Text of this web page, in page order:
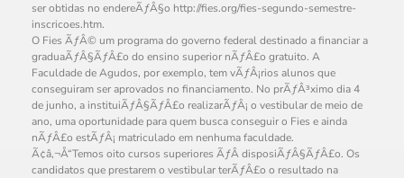
ser obtidas no endereÃƒÂ§o http://fies.org/fies-segundo-semestre-
inscricoes.htm.
O Fies ÃƒÂ© um programa do governo federal destinado a financiar a
graduaÃƒÂ§ÃƒÂ£o do ensino superior nÃƒÂ£o gratuito. A
Faculdade de Agudos, por exemplo, tem vÃƒÂ¡rios alunos que
conseguiram ser aprovados no financiamento. No prÃƒÂ³ximo dia 4
de junho, a instituiÃƒÂ§ÃƒÂ£o realizarÃƒÂ¡ o vestibular de meio de
ano, uma oportunidade para quem busca conseguir o Fies e ainda
nÃƒÂ£o estÃƒÂ¡ matriculado em nenhuma faculdade.
Ã¢â‚¬Å“Temos oito cursos superiores ÃƒÂ disposiÃƒÂ§ÃƒÂ£o. Os
candidatos que prestarem o vestibular terÃƒÂ£o o resultado na